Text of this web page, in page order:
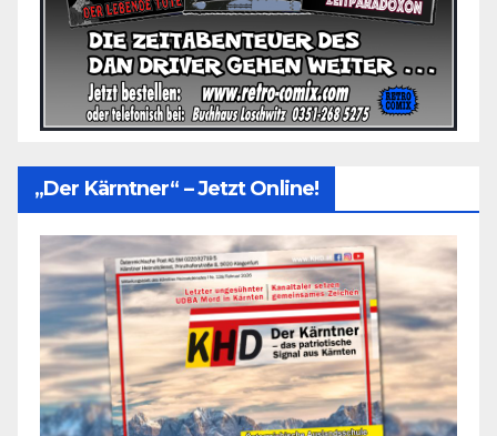
„Der Kärntner“ – Jetzt Online!